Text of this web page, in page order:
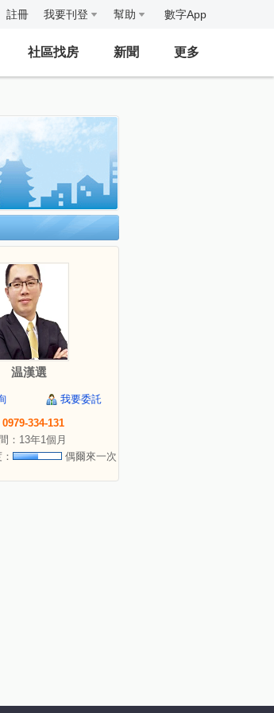
註冊 我要刊登 幫助 數字App
社區找房 新聞 更多
温漢選
我要委託
0979-334-131
：13年1個月
偶爾來一次